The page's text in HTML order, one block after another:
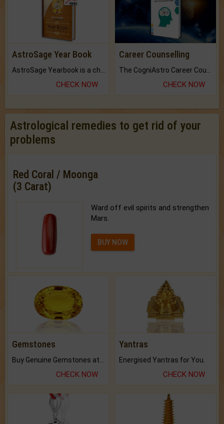
AstroSage Year Book
CHECK NOW
Career Counselling
CHECK NOW
Astrological remedies to get rid of your
problems
Red Coral / Moonga
(3 Carat)
Ward off evil spirits and strengthen
Mars.
BUY NOW
Gemstones
CHECK NOW
Yantras
Energised Yantras for You.
CHECK NOW